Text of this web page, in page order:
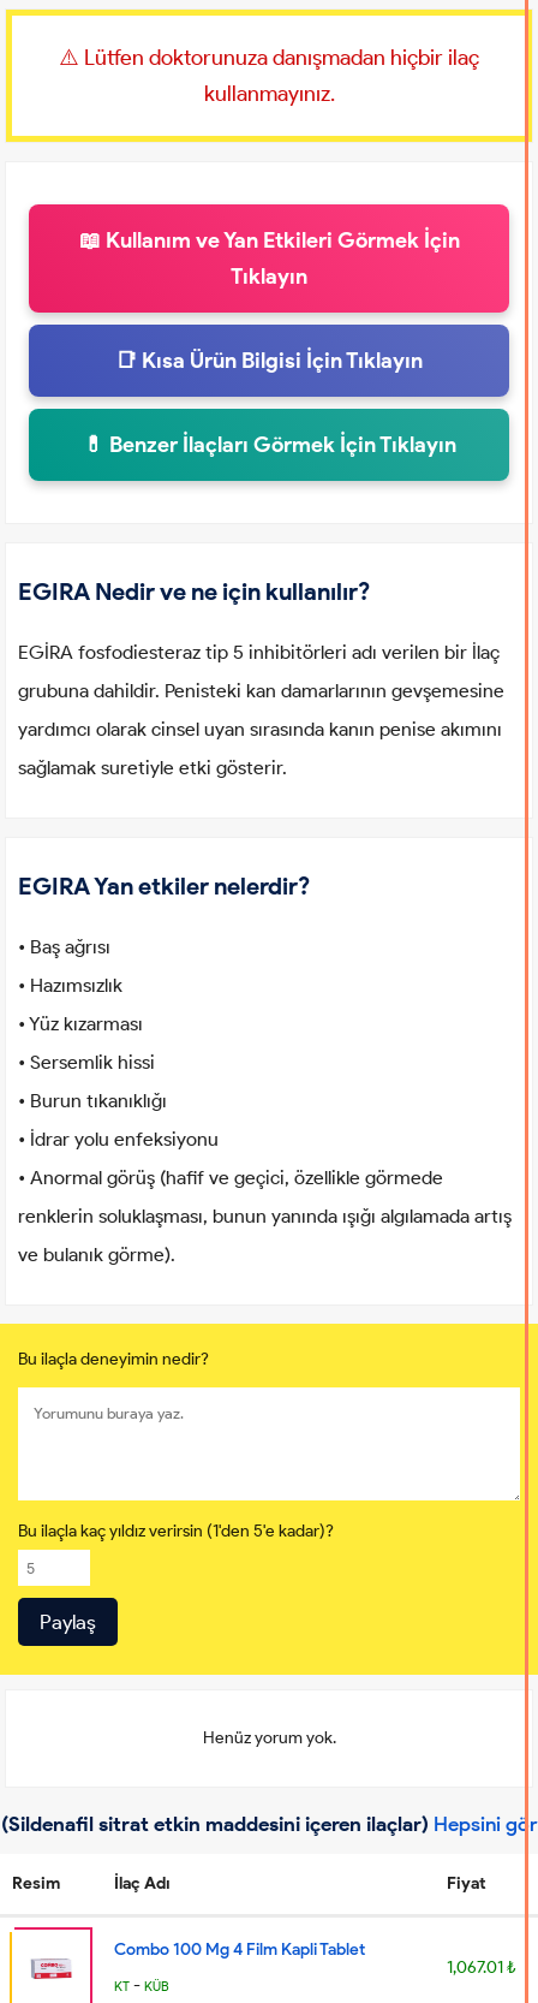
⚠️ Lütfen doktorunuza danışmadan hiçbir ilaç
kullanmayınız.
📖 Kullanım ve Yan Etkileri Görmek İçin
Tıklayın
📑 Kısa Ürün Bilgisi İçin Tıklayın
💊 Benzer İlaçları Görmek İçin Tıklayın
EGIRA Nedir ve ne için kullanılır?
EGİRA fosfodiesteraz tip 5 inhibitörleri adı verilen bir İlaç
grubuna dahildir. Penisteki kan damarlarının gevşemesine
yardımcı olarak cinsel uyan sırasında kanın penise akımını
sağlamak suretiyle etki gösterir.
EGIRA Yan etkiler nelerdir?
• Baş ağrısı
• Hazımsızlık
• Yüz kızarması
• Sersemlik hissi
• Burun tıkanıklığı
• İdrar yolu enfeksiyonu
• Anormal görüş (hafif ve geçici, özellikle görmede
renklerin soluklaşması, bunun yanında ışığı algılamada artış
ve bulanık görme).
Bu ilaçla deneyimin nedir?
Bu ilaçla kaç yıldız verirsin (1'den 5'e kadar)?
Henüz yorum yok.
(Sildenafil sitrat etkin maddesini içeren ilaçlar) Hepsini gör
Resim İlaç Adı Fiyat
Combo 100 Mg 4 Film Kapli Tablet
KT - KÜB
1,067.01 ₺